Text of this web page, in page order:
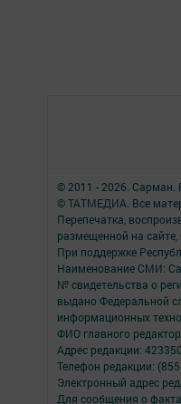
© 2011 - 2026. Сарман.
© ТАТМЕДИА. Все
Перепечатка,
размещенной на
При поддержке
Наименование СМИ:
№ свидетельства о
выдано Федеральной
информационных
ФИО главного
Адрес редакции:
Телефон редакции:
Электронный адрес
Для сообщения о